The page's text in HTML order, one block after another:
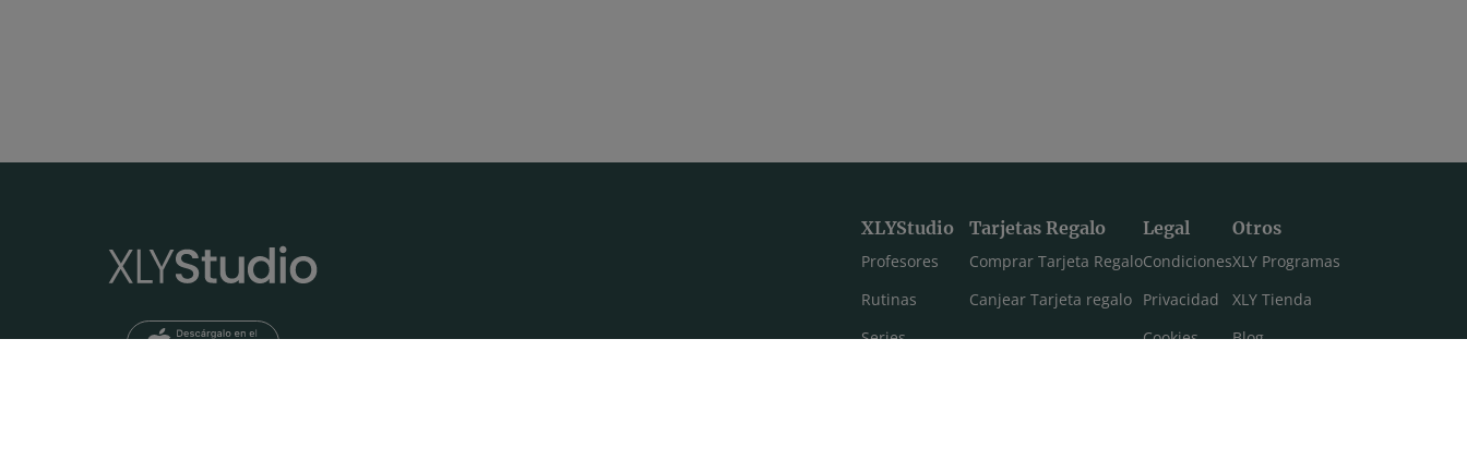
XLYStudio
Profesores
Rutinas
Series
Tarjetas Regalo
Comprar Tarjeta Regalo
Canjear Tarjeta regalo
Legal
Condiciones
Privacidad
Cookies
Otros
XLY Programas
XLY Tienda
Blog